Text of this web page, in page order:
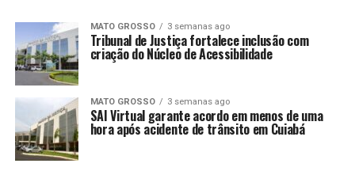
MATO GROSSO 3 semanas ago
Tribunal de Justiça fortalece inclusão com
criação do Núcleo de Acessibilidade
MATO GROSSO 3 semanas ago
SAI Virtual garante acordo em menos de uma
hora após acidente de trânsito em Cuiabá